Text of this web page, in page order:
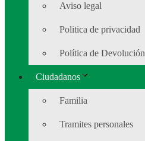
Aviso legal
Politica de privacidad
Política de Devolución
Ciudadanos
Familia
Tramites personales